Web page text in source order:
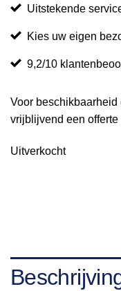
Uitstekende
Kies uw eigen
9,2/10
Voor beschikbaarheid
vrijblijvend een offerte
Uitverkocht